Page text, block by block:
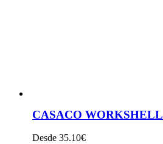
CASACO WORKSHELL
Desde 35.10€